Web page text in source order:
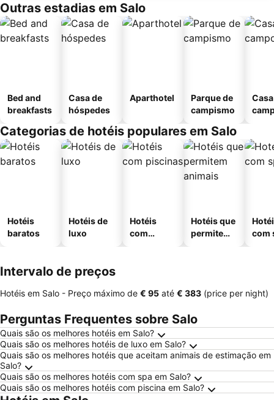
Outras estadias em Salo
Bed and
breakfasts
Casa de
hóspedes
Aparthotel
Parque de
campismo
Categorias de hotéis populares em Salo
Hotéis
baratos
Hotéis de
luxo
Hotéis
com
Hotéis que
permitem
com
Intervalo de preços
Hotéis em Salo - Preço máximo de ‎€ 95 até ‎€ 383 (price per night)
Perguntas Frequentes sobre Salo
Quais são os melhores hotéis em Salo?
Quais são os melhores hotéis de luxo em Salo?
Quais são os melhores hotéis que aceitam animais de estimação em
Salo?
Quais são os melhores hotéis com spa em Salo?
Quais são os melhores hotéis com piscina em Salo?